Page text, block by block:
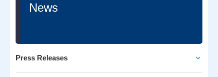
News
Press Releases